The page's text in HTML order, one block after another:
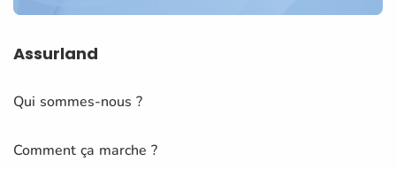
Assurland
Qui sommes-nous ?
Comment ça marche ?